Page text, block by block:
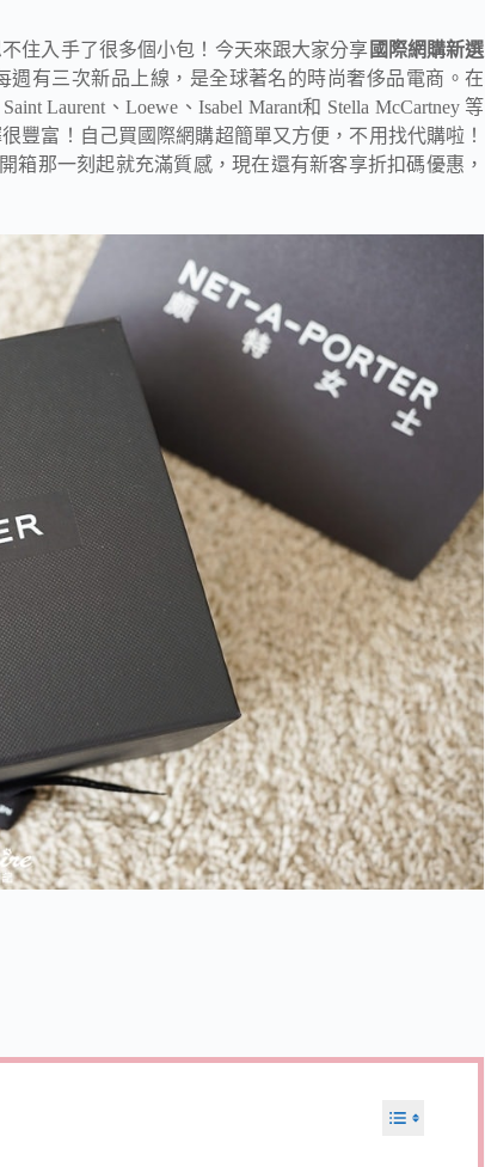
住入手了很多個小包！今天來跟大家分享 國際網購新選
週有三次新品上線，是全球著名的時尚奢侈品電商。在
Laurent、Loewe、Isabel Marant和 Stella McCartney 等
豐富！自己買國際網購超簡單又方便，不用找代購啦！
箱那一刻起就充滿質感，現在還有新客享折扣碼優惠，